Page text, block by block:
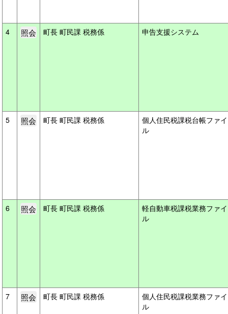
4 町長 町民課 税務係 申告支援システム
5 町長 町民課 税務係
個人住民税課税台帳ファイ
ル
6 町長 町民課 税務係
軽自動車税課税業務ファイ
ル
7 町長 町民課 税務係
個人住民税課税業務ファイ
ル